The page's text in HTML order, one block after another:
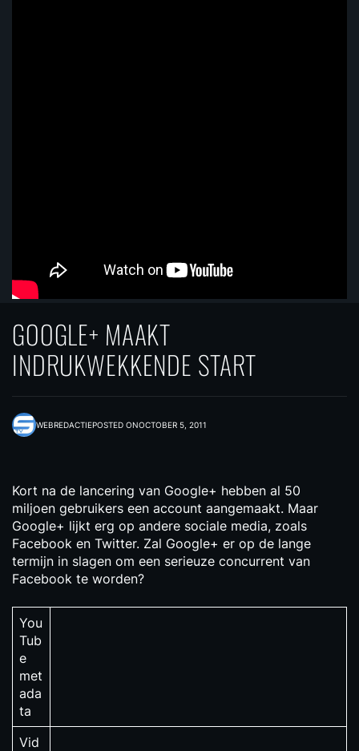
GOOGLE+ MAAKT
INDRUKWEKKENDE START
WEBREDACTIEPOSTED ONOCTOBER 5, 2011
Kort na de lancering van Google+ hebben al 50
miljoen gebruikers een account aangemaakt. Maar
Google+ lijkt erg op andere sociale media, zoals
Facebook en Twitter. Zal Google+ er op de lange
termijn in slagen om een serieuze concurrent van
Facebook te worden?
You
Tub
e
met
ada
ta
Vid